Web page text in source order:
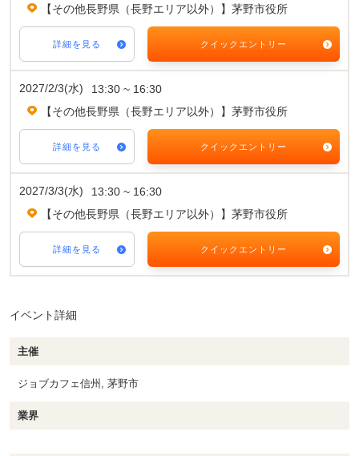
【その他長野県（長野エリア以外）】茅野市役所
詳細を見る クイックエントリー
2027/2/3(水)
13:30 ~ 16:30
【その他長野県（長野エリア以外）】茅野市役所
詳細を見る クイックエントリー
2027/3/3(水)
13:30 ~ 16:30
【その他長野県（長野エリア以外）】茅野市役所
詳細を見る クイックエントリー
イベント詳細
主催
ジョブカフェ信州, 茅野市
業界